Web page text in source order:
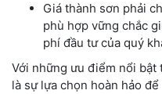
Giá thành sơn phải
phù hợp vững chắc
phí đầu tư của quý
Với những ưu điểm nổi
là sự lựa chọn hoàn hảo